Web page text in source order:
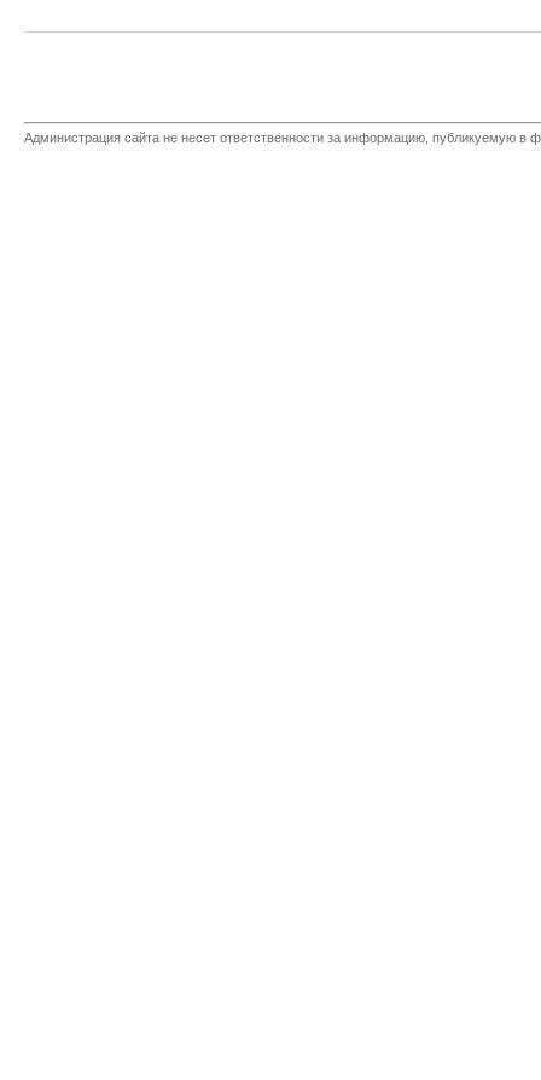
Администрация сайта не несет ответственности за информацию, публикуемую